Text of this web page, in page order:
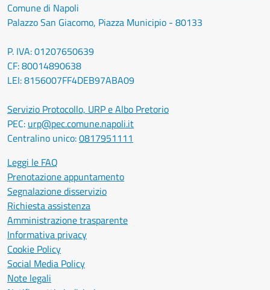
Comune di Napoli
Palazzo San Giacomo, Piazza Municipio - 80133
P. IVA: 01207650639
CF: 80014890638
LEI: 8156007FF4DEB97ABA09
Servizio Protocollo, URP e Albo Pretorio
PEC: urp@pec.comune.napoli.it
Centralino unico:0817951111
Leggi le FAQ
Prenotazione appuntamento
Segnalazione disservizio
Richiesta assistenza
Amministrazione trasparente
Informativa privacy
Cookie Policy
Social Media Policy
Note legali